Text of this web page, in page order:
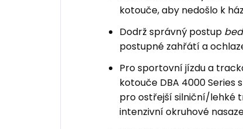
kotouče, aby nedošlo k
Dodrž správný postup
postupné zahřátí a
Pro sportovní jízdu a
kotouče DBA 4000 Series
pro ostřejší silniční/lehké
intenzivní okruhové